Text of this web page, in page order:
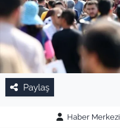
Paylaş
Haber Merkezi